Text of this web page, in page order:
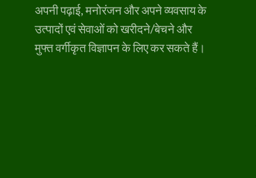
अपनी पढ़ाई, मनोरंजन और अपने व्यवसाय के
उत्पादों एवं सेवाओं को खरीदने/बेचने और
मुफ्त वर्गीकृत विज्ञापन के लिए कर सकते हैं।